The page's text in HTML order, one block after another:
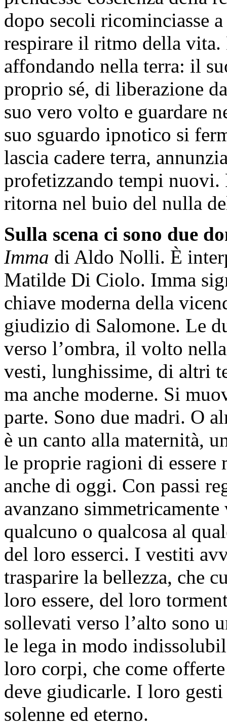
dopo secoli ricominciasse
respirare il ritmo della vita.
affondando nella terra: il
proprio sé, di liberazione
suo vero volto e guardare
suo sguardo ipnotico si
lascia cadere terra,
profetizzando tempi nuovi.
ritorna nel buio del nulla
Sulla scena ci sono due
Imma di Aldo Nolli. È
Matilde Di Ciolo. Imma
chiave moderna della
giudizio di Salomone. Le
verso l’ombra, il volto
vesti, lunghissime, di altri
ma anche moderne. Si
parte. Sono due madri. O
è un canto alla maternità,
le proprie ragioni di essere
anche di oggi. Con passi
avanzano
qualcuno o qualcosa al
del loro esserci. I vestiti
trasparire la bellezza, che
loro essere, del loro
sollevati verso l’alto sono
le lega in modo
loro corpi, che come
deve giudicarle. I loro
solenne ed eterno.